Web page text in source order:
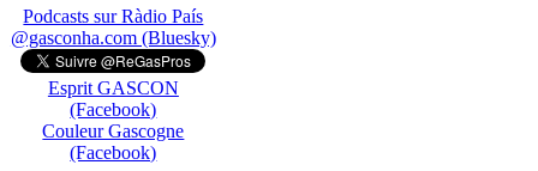
Podcasts sur Ràdio País
@gasconha.com (Bluesky)
Esprit GASCON
(Facebook)
Couleur Gascogne
(Facebook)